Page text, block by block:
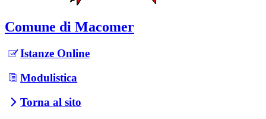
Comune di Macomer
Istanze Online
Modulistica
Torna al sito